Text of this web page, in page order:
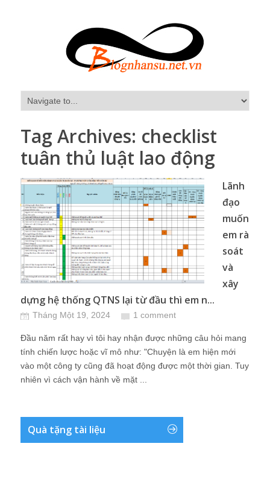
Tag Archives: checklist
tuân thủ luật lao động
Lãnh
đạo
muốn
em rà
soát
và
xây
dựng hệ thống QTNS lại từ đầu thì em n...
Tháng Một 19, 2024 1 comment
Đầu năm rất hay vì tôi hay nhận được những câu hỏi mang
tính chiến lược hoặc vĩ mô như: "Chuyện là em hiện mới
vào một công ty cũng đã hoạt động được một thời gian. Tuy
nhiên vì cách vận hành về mặt ...
Quà tặng tài liệu